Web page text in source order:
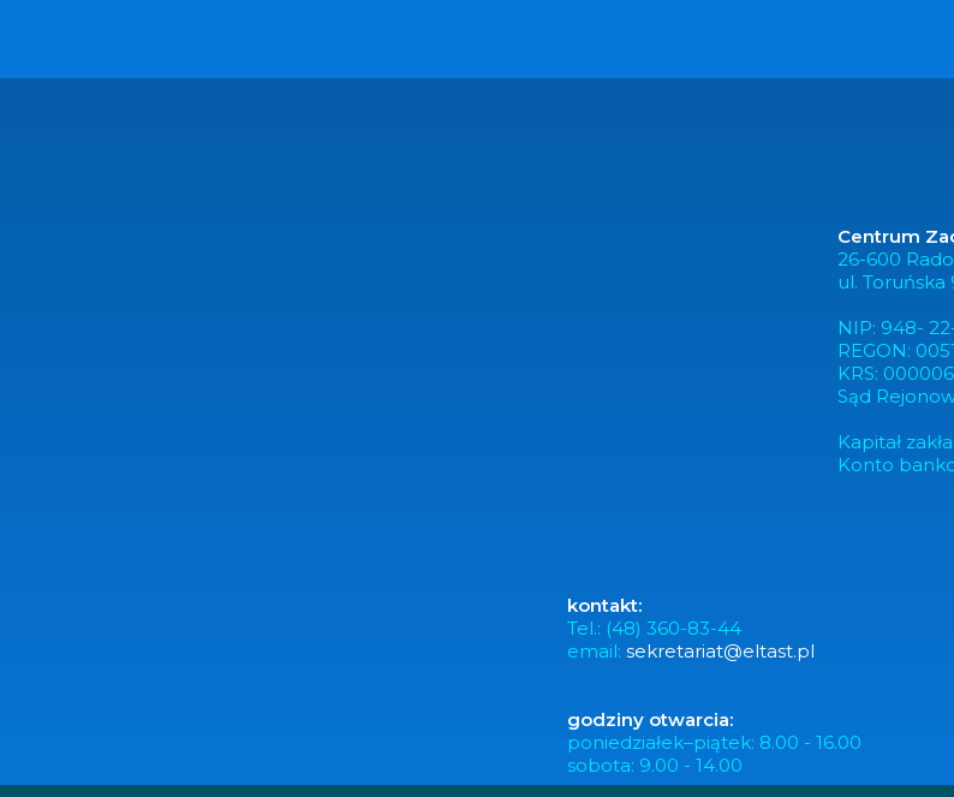
Centrum
26-600
ul. Toruńska
NIP: 948-
REGON:
KRS:
Sąd
Kapitał
Konto
kontakt:
Tel.: (48) 360-83-44
email: sekretariat@eltast.pl
godziny otwarcia:
poniedziałek–piątek: 8.00 - 16.00
sobota: 9.00 - 14.00